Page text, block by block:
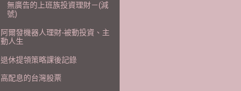
無廣告的上班族投資理財－(減
號)
阿爾發機器人理財-被動投資、主
動人生
退休提領策略課後記錄
高配息的台灣股票